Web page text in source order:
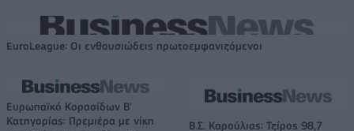
EuroLeague: Οι ενθουσιώδεις πρωτοεμφανιζόμενοι
Ευρωπαϊκό Κορασίδων Β'
Κατηγορίας: Πρεμιέρα με νίκη
Β.Σ. Καρούλιας: Τζίρος 98,7